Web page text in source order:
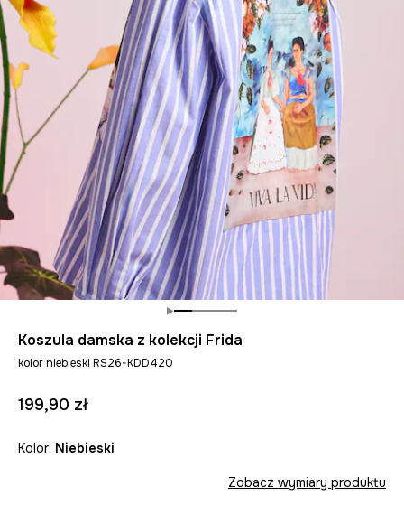
Koszula damska z kolekcji Frida
kolor niebieski RS26-KDD420
199,90 zł
Kolor: niebieski
Zobacz wymiary produktu